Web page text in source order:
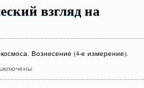
взгляд на
,Вознесение (4-е измерение),